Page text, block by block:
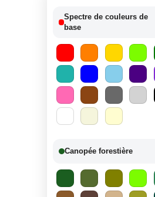
Spectre de couleurs de
base
Canopée forestière